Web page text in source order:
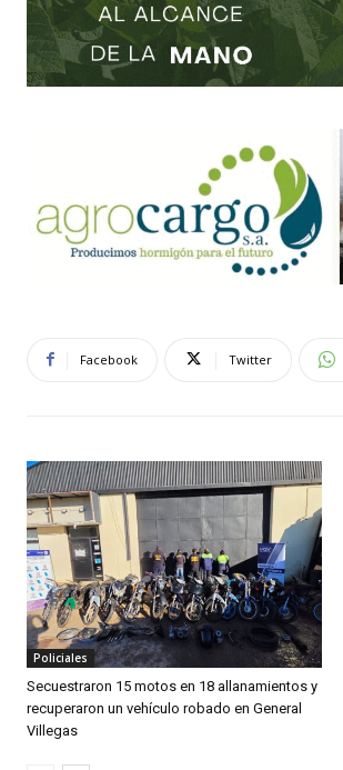
Facebook Twitter
Policiales
Secuestraron 15 motos en 18 allanamientos y
recuperaron un vehículo robado en General
Villegas